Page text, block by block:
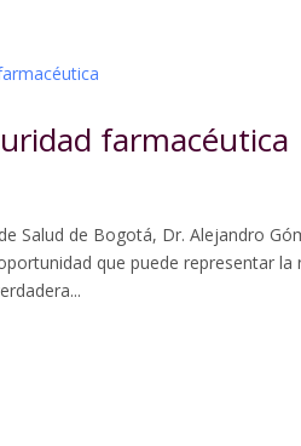
farmacéutica
Salud de Bogotá, Dr. Alejandro
que puede representar